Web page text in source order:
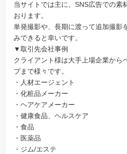
当サイトでは主に、SNS広告での素
おります。
単発撮影や、長期に渡って追加撮影
みできると幸いです。
▼取引先会社事例
クライアント様は大手上場企業から
プまで様々です。
・人材エージェント
・化粧品メーカー
・ヘアケアメーカー
・健康食品、ヘルスケア
・食品
・医薬品
・ジム/エステ